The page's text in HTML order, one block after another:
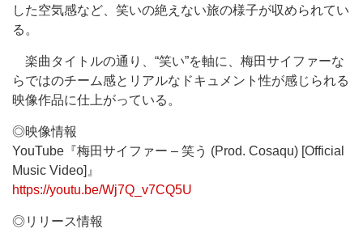
した空気感など、笑いの絶えない旅の様子が収められてい
る。
楽曲タイトルの通り、“笑い”を軸に、梅田サイファーな
らではのチーム感とリアルなドキュメント性が感じられる
映像作品に仕上がっている。
◎映像情報
YouTube『梅田サイファー – 笑う (Prod. Cosaqu) [Official
Music Video]』
https://youtu.be/Wj7Q_v7CQ5U
◎リリース情報